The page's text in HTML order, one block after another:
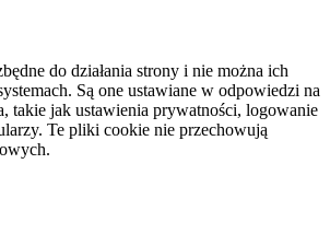
do działania strony i nie można ich
Są one ustawiane w odpowiedzi na
takie jak ustawienia prywatności, logowanie
Te pliki cookie nie przechowują